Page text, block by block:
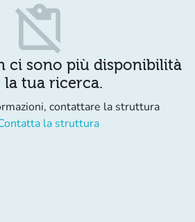
content_paste_off
ci sono più disponibilità
la tua ricerca.
contattare la struttura
la struttura